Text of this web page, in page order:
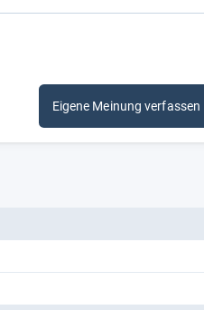
Eigene Meinung verfassen